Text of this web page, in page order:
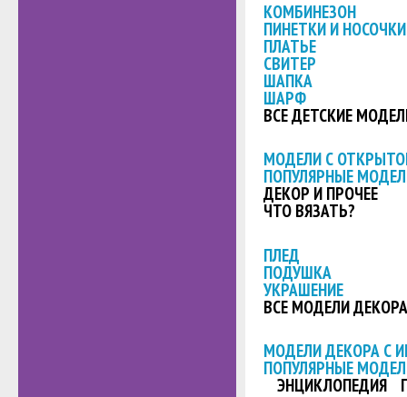
КОМБИНЕЗОН
ПИНЕТКИ И НОСОЧКИ
ПЛАТЬЕ
СВИТЕР
ШАПКА
ШАРФ
ВСЕ ДЕТСКИЕ
МОДЕЛИ С
ПОПУЛЯРНЫЕ
ДЕКОР И ПРОЧЕЕ
ЧТО ВЯЗАТЬ?
ПЛЕД
ПОДУШКА
УКРАШЕНИЕ
ВСЕ МОДЕЛИ ДЕКОРА
МОДЕЛИ ДЕКОРА С
ПОПУЛЯРНЫЕ
ЭНЦИКЛОПЕДИЯ